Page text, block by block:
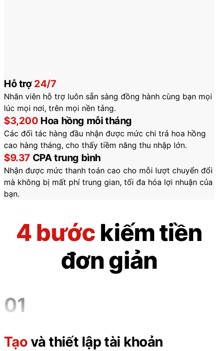
Hỗ trợ 24/7
Nhân viên hỗ trợ luôn sẵn sàng đồng hành cùng bạn mọi
lúc mọi nơi, trên mọi nền tảng.
$3,200 Hoa hồng mỗi tháng
Các đối tác hàng đầu nhận được mức chi trả hoa hồng
cao hàng tháng, cho thấy tiềm năng thu nhập lớn.
$9.37 CPA trung bình
Nhận được mức thanh toán cao cho mỗi lượt chuyển đổi
mà không bị mất phí trung gian, tối đa hóa lợi nhuận của
bạn.
4 bước kiếm tiền
đơn giản
01
Tạo và thiết lập tài khoản